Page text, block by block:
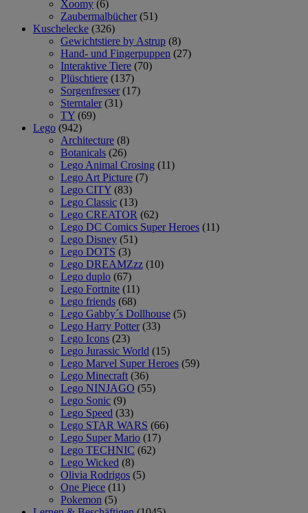
Xoomy (6)
Zaubermalbücher (51)
Kuschelecke (326)
Gewichtstiere by Astrup (8)
Hand- und Fingerpuppen (27)
Interaktive Tiere (70)
Plüschtiere (137)
Sorgenfresser (17)
Sterntaler (31)
TY (69)
Lego (942)
Architecture (8)
Botanicals (26)
Lego Animal Crosing (11)
Lego Art Picture (7)
Lego CITY (83)
Lego Classic (13)
Lego CREATOR (62)
Lego DC Comics Super Heroes (11)
Lego Disney (51)
Lego DOTS (3)
Lego DREAMZzz (10)
Lego duplo (67)
Lego Fortnite (11)
Lego friends (68)
Lego Gabby´s Dollhouse (5)
Lego Harry Potter (33)
Lego Icons (23)
Lego Jurassic World (15)
Lego Marvel Super Heroes (59)
Lego Minecraft (36)
Lego NINJAGO (55)
Lego Sonic (9)
Lego Speed (33)
Lego STAR WARS (66)
Lego Super Mario (17)
Lego TECHNIC (62)
Lego Wicked (8)
Olivia Rodrigos (5)
One Piece (11)
Pokemon (5)